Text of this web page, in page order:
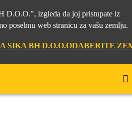
D.O.O.", izgleda da joj pristupate iz
posebnu web stranicu za vašu zemlju.
SIKA BH D.O.O.ODABERITE
Sika® Luftporenbildner LPS A-94